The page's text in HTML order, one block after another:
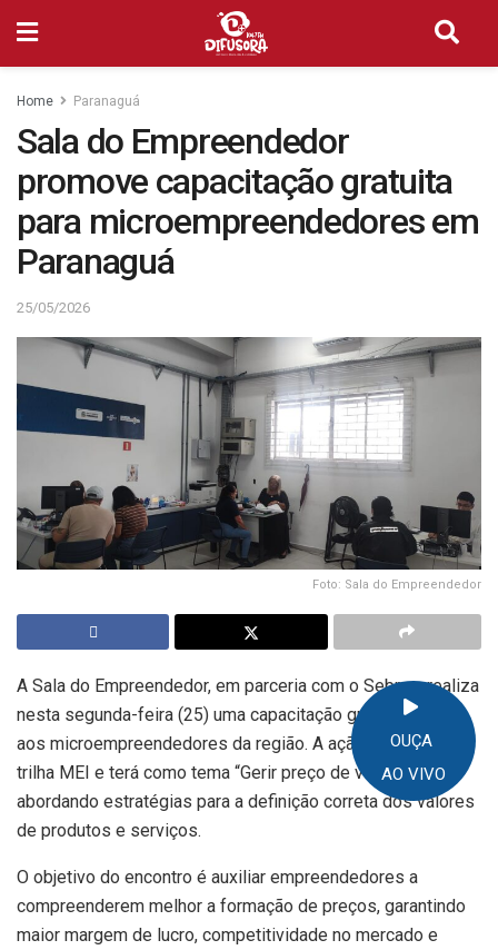
OUÇA
AO VIVO
Home Paranaguá
Sala do Empreendedor
promove capacitação gratuita
para microempreendedores em
Paranaguá
25/05/2026
Foto: Sala do Empreendedor
A Sala do Empreendedor, em parceria com o Sebrae, realiza
nesta segunda-feira (25) uma capacitação gratuita voltada
aos microempreendedores da região. A ação faz parte da
trilha MEI e terá como tema “Gerir preço de venda”,
abordando estratégias para a definição correta dos valores
de produtos e serviços.
O objetivo do encontro é auxiliar empreendedores a
compreenderem melhor a formação de preços, garantindo
maior margem de lucro, competitividade no mercado e